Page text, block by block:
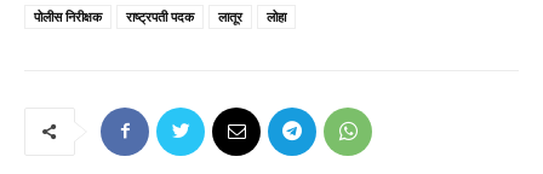
पोलीस निरीक्षक
राष्ट्रपती पदक लातूर लोहा